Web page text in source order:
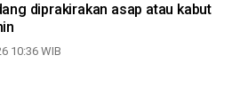
diprakirakan asap atau kabut
10:36 WIB